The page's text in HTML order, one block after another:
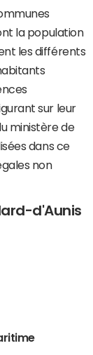
la population
les différents
sur leur
ministère de
dans ce
non
d'Aunis